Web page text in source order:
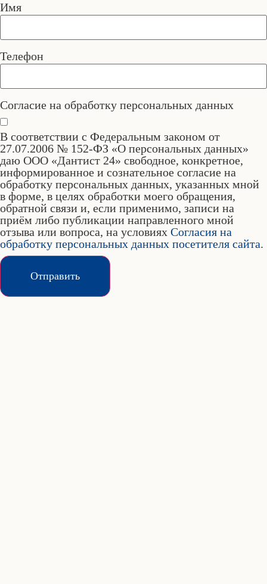
Имя
Телефон
Согласие на обработку персональных данных
В соответствии с Федеральным законом от
27.07.2006 № 152-ФЗ «О персональных данных»
даю ООО «Дантист 24» свободное, конкретное,
информированное и сознательное согласие на
обработку персональных данных, указанных мной
в форме, в целях обработки моего обращения,
обратной связи и, если применимо, записи на
приём либо публикации направленного мной
отзыва или вопроса, на условиях Согласия на
обработку персональных данных посетителя сайта.
Отправить